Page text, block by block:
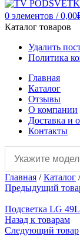
0 элементов / 0,00
Каталог товаров
Удалить
Политика
Главная
Каталог
Отзывы
О компании
Доставка и
Контакты
Главная /Каталог
Предыдущий
Подсветка LG
Назад к товарам
Следующий товар